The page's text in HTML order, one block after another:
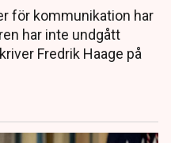
för kommunikation har
har inte undgått
Fredrik Haage på